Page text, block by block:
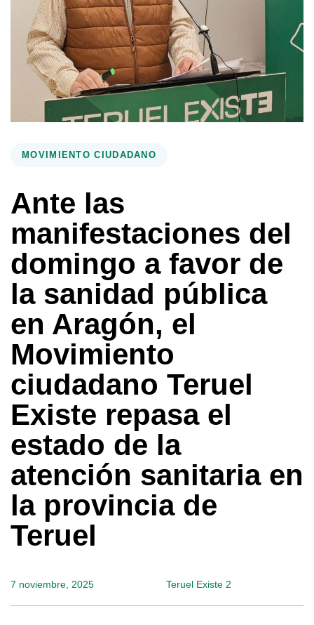
MOVIMIENTO CIUDADANO
Ante las
manifestaciones del
domingo a favor de
la sanidad pública
en Aragón, el
Movimiento
ciudadano Teruel
Existe repasa el
estado de la
atención sanitaria en
la provincia de
Teruel
Teruel Existe 2
7 noviembre, 2025